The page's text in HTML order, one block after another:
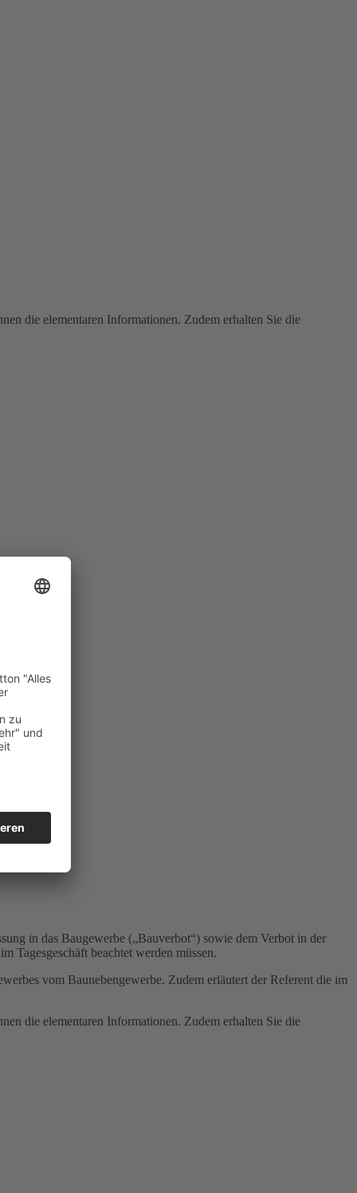
die elementaren Informationen. Zudem erhalten Sie die
in das Baugewerbe („Bauverbot“) sowie dem Verbot in der
Tagesgeschäft beachtet werden müssen.
vom Baunebengewerbe. Zudem erläutert der Referent die im
die elementaren Informationen. Zudem erhalten Sie die